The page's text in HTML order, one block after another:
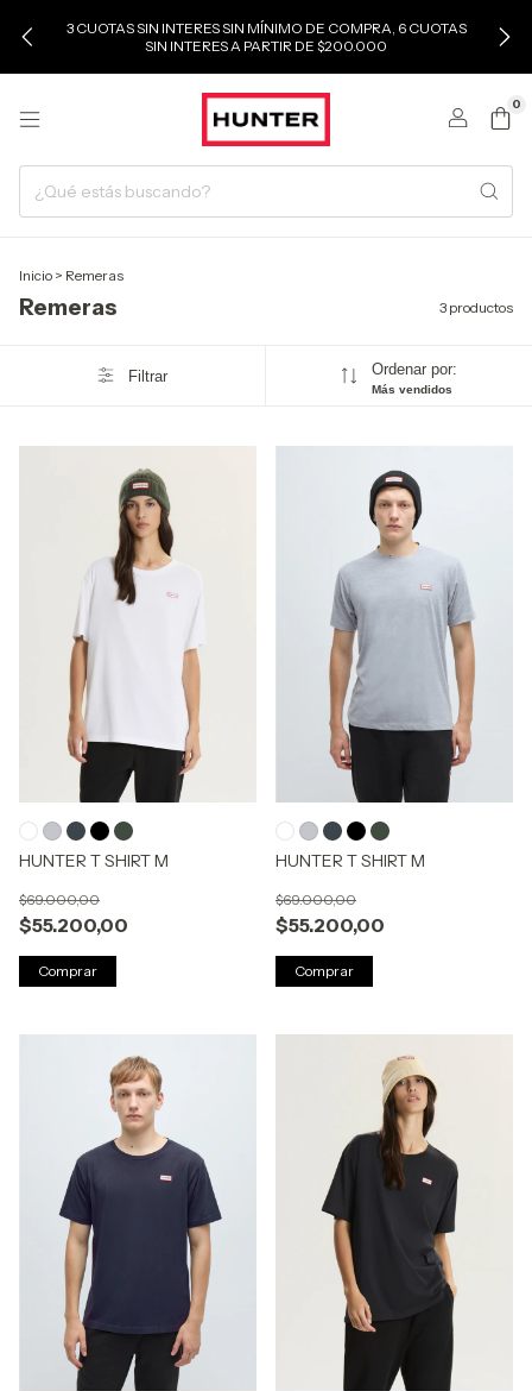
3 CUOTAS SIN INTERES SIN MÍNIMO DE COMPRA, 6 CUOTAS
SIN INTERES A PARTIR DE $200.000
0
Inicio > Remeras
Remeras 3 productos
Filtrar Ordenar por:
Más vendidos
HUNTER T SHIRT M
$55.200,00
$69.000,00
Comprar
HUNTER T SHIRT M
$55.200,00
$69.000,00
Comprar